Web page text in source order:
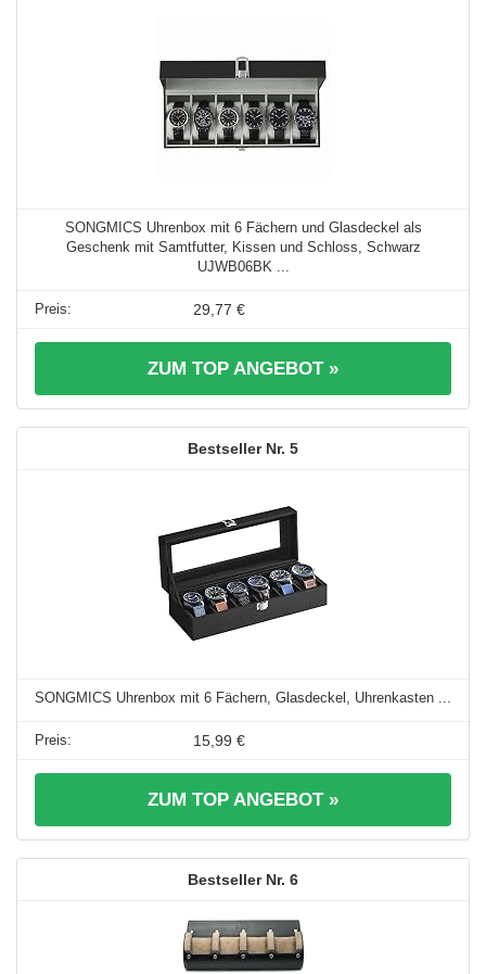
SONGMICS Uhrenbox mit 6 Fächern und Glasdeckel als
Geschenk mit Samtfutter, Kissen und Schloss, Schwarz
UJWB06BK ...
29,77 €
ZUM TOP ANGEBOT »
5
SONGMICS Uhrenbox mit 6 Fächern, Glasdeckel, Uhrenkasten ...
15,99 €
ZUM TOP ANGEBOT »
6